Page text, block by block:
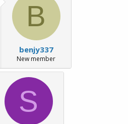
B
benjy337
New member
S